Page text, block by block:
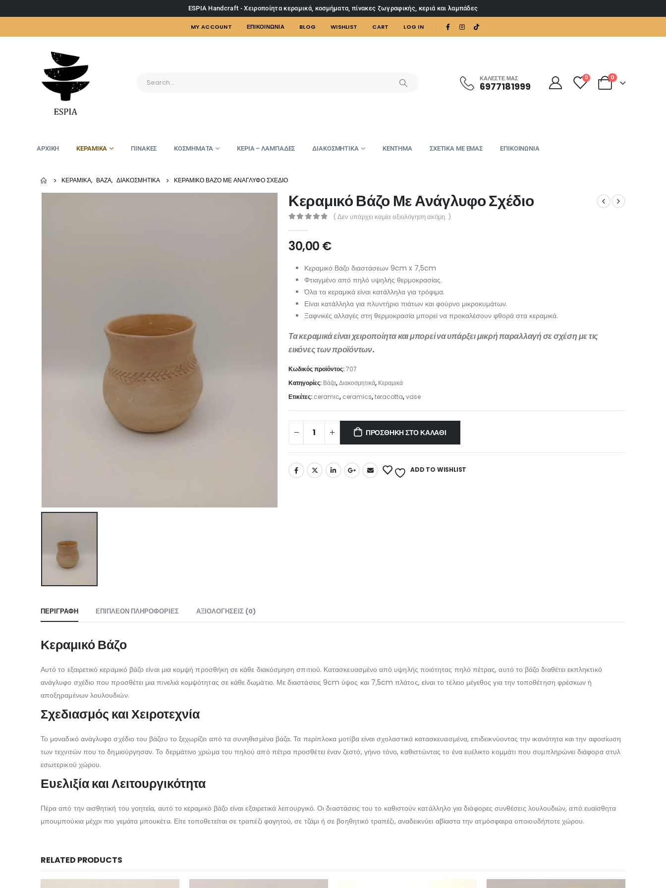
ESPIA Handcraft - Χειροποίητα κεραμικά, κοσμήματα, πίνακες ζωγραφικής, κεριά και λαμπάδες
MY ACCOUNT ΕΠΙΚΟΙΝΩΝΙΑ BLOG WISHLIST CART LOG IN
ΚΑΛΈΣΤΕ ΜΑΣ
6977181999
0 0
ΑΡΧΙΚΗ ΚΕΡΑΜΙΚΑ ΠΙΝΑΚΕΣ ΚΟΣΜΗΜΑΤΑ ΚΕΡΙΑ – ΛΑΜΠΑΔΕΣ ΔΙΑΚΟΣΜΗΤΙΚΑ ΚΕΝΤΗΜΑ ΣΧΕΤΙΚΑ ΜΕ ΕΜΑΣ ΕΠΙΚΟΙΝΩΝΙΑ
ΚΕΡΑΜΙΚΆ, ΒΆΖΑ, ΔΙΑΚΟΣΜΗΤΙΚΆ ΚΕΡΑΜΙΚΌ ΒΆΖΟ ΜΕ ΑΝΆΓΛΥΦΟ ΣΧΈΔΙΟ
Κεραμικό Βάζο Με Ανάγλυφο Σχέδιο
( Δεν υπάρχει καμία αξιολόγηση ακόμη. )
30,00 €
Κεραμικό Βάζο διαστάσεων 9cm x 7,5cm
Φτιαγμένο από πηλό υψηλής θερμοκρασίας.
Όλα τα κεραμικά είναι κατάλληλα για τρόφιμα.
Είναι κατάλληλα για πλυντήριο πιάτων και φούρνο μικροκυμάτων.
Ξαφνικές αλλαγές στη θερμοκρασία μπορεί να προκαλέσουν φθορά στα κεραμικά.
Τα κεραμικά είναι χειροποίητα και μπορεί να υπάρξει μικρή παραλλαγή σε σχέση με τις
εικόνες των προϊόντων.
Κωδικός προϊόντος:707
Κατηγορίες: Βάζα,Διακοσμητικά, Κεραμικά
Ετικέτες: ceramic, ceramics,teracotta,vase
ΠΡΟΣΘΉΚΗ ΣΤΟ ΚΑΛΆΘΙ
ADD TO WISHLIST
ΠΕΡΙΓΡΑΦΉ ΕΠΙΠΛΈΟΝ ΠΛΗΡΟΦΟΡΊΕΣ ΑΞΙΟΛΟΓΉΣΕΙΣ (0)
Κεραμικό Βάζο
Αυτό το εξαιρετικό κεραμικό βάζο είναι μια κομψή προσθήκη σε κάθε διακόσμηση σπιτιού. Κατασκευασμένο από υψηλής ποιότητας πηλό πέτρας, αυτό το βάζο διαθέτει εκπληκτικό
ανάγλυφο σχέδιο που προσθέτει μια πινελιά κομψότητας σε κάθε δωμάτιο. Με διαστάσεις 9cm ύψος και 7,5cm πλάτος, είναι το τέλειο μέγεθος για την τοποθέτηση φρέσκων ή
αποξηραμένων λουλουδιών.
Σχεδιασμός και Χειροτεχνία
Το μοναδικό ανάγλυφο σχέδιο του βάζου το ξεχωρίζει από τα συνηθισμένα βάζα. Τα περίπλοκα μοτίβα είναι σχολαστικά κατασκευασμένα, επιδεικνύοντας την ικανότητα και την αφοσίωση
των τεχνιτών που το δημιούργησαν. Το δερμάτινο χρώμα του πηλού από πέτρα προσθέτει έναν ζεστό, γήινο τόνο, καθιστώντας το ένα ευέλικτο κομμάτι που συμπληρώνει διάφορα στυλ
εσωτερικού χώρου.
Ευελιξία και Λειτουργικότητα
Πέρα από την αισθητική του γοητεία, αυτό το κεραμικό βάζο είναι εξαιρετικά λειτουργικό. Οι διαστάσεις του το καθιστούν κατάλληλο για διάφορες συνθέσεις λουλουδιών, από ευαίσθητα
μπουμπούκια μέχρι πιο γεμάτα μπουκέτα. Είτε τοποθετείται σε τραπέζι φαγητού, σε τζάμι ή σε βοηθητικό τραπέζι, αναδεικνύει αβίαστα την ατμόσφαιρα οποιουδήποτε χώρου.
RELATED PRODUCTS